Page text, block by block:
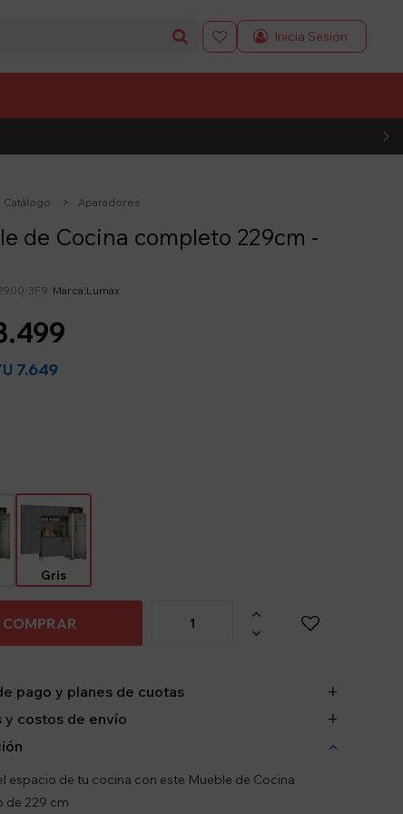

Catálogo Aparadores
de Cocina completo 229cm -
3F9 Lumax
7.649
Gris
COMPRAR


pago y planes de cuotas
y costos de envío
espacio de tu cocina con este Mueble de Cocina
de 229 cm